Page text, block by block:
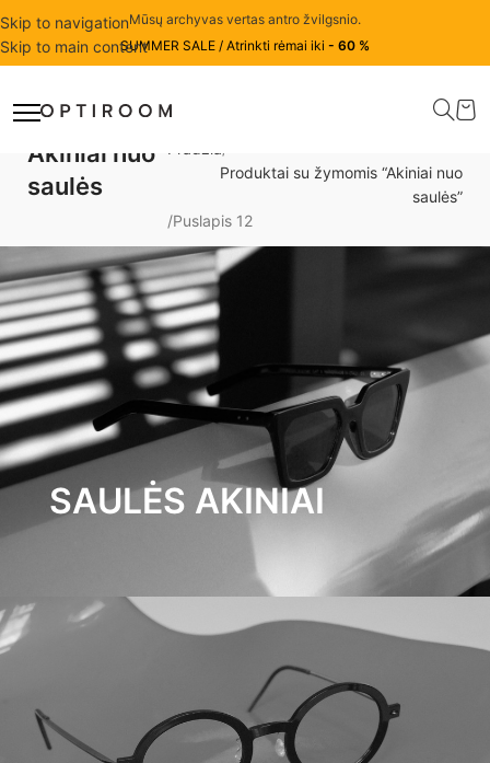
Skip to navigation
Skip to main content
Mūsų archyvas vertas antro žvilgsnio.
SUMMER SALE / Atrinkti rėmai iki - 60 %
Akiniai nuo
saulės
Produktai su žymomis “Akiniai nuo
saulės”
Puslapis 12
SAULĖS AKINIAI